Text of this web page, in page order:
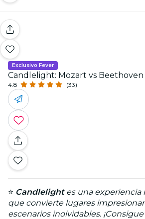
Exclusivo Fever
Candlelight: Mozart vs Beethoven
4.8 (33)
⭐ Candlelightes una experiencia
que convierte lugares
escenarios inolvidables.